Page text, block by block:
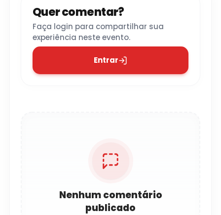
Quer comentar?
Faça login para compartilhar sua
experiência neste evento.
Entrar
Nenhum comentário
publicado